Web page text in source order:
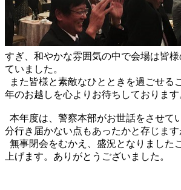
すぎ、和やかな雰囲気の中で会場は皆
ていました。
また皆様と素敵なひとときを過ごせる
年のお越しを心よりお待ちしております
本年度は、警察本部がお世話をさせて
分行き届かない点もあったかと存じます
無事閉会をむかえ、盛況となりました
上げます。ありがとうございました。